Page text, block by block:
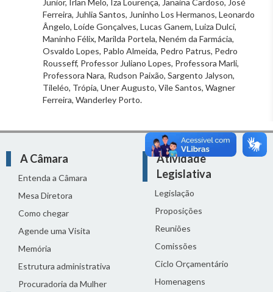
Junior, Irlan Melo, Iza Lourença, Janaina Cardoso, José
Ferreira, Juhlia Santos, Juninho Los Hermanos, Leonardo
Ângelo, Loíde Gonçalves, Lucas Ganem, Luiza Dulci,
Maninho Félix, Marilda Portela, Neném da Farmácia,
Osvaldo Lopes, Pablo Almeida, Pedro Patrus, Pedro
Rousseff, Professor Juliano Lopes, Professora Marli,
Professora Nara, Rudson Paixão, Sargento Jalyson,
Tileléo, Trópia, Uner Augusto, Vile Santos, Wagner
Ferreira, Wanderley Porto.
A Câmara
Entenda a Câmara
Mesa Diretora
Como chegar
Agende uma Visita
Memória
Estrutura administrativa
Procuradoria da Mulher
Atividade
Legislativa
Legislação
Proposições
Reuniões
Comissões
Ciclo Orçamentário
Homenagens